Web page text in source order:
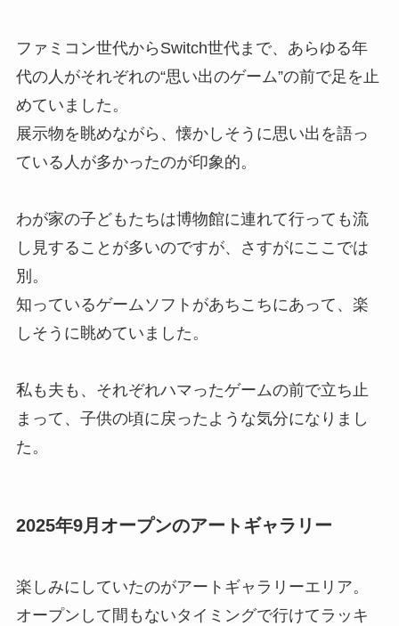
ファミコン世代からSwitch世代まで、あらゆる年
代の人がそれぞれの“思い出のゲーム”の前で足を止
めていました。
展示物を眺めながら、懐かしそうに思い出を語っ
ている人が多かったのが印象的。
わが家の子どもたちは博物館に連れて行っても流
し見することが多いのですが、さすがにここでは
別。
知っているゲームソフトがあちこちにあって、楽
しそうに眺めていました。
私も夫も、それぞれハマったゲームの前で立ち止
まって、子供の頃に戻ったような気分になりまし
た。
2025年9月オープンのアートギャラリー
楽しみにしていたのがアートギャラリーエリア。
オープンして間もないタイミングで行けてラッキ